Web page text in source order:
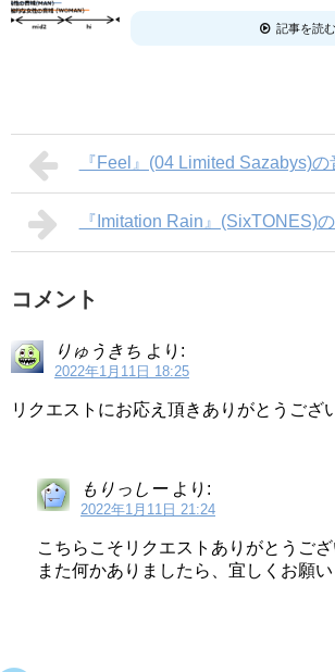
記事を読む
『Feel』(04 Limited Sazabys)の
『Imitation Rain』(SixTONES)
コメント
りゅうきち より:
2022年1月11日 18:25
リクエストにお応え頂きありがとうござ
もりっしー より:
2022年1月11日 21:24
こちらこそリクエストありがとうござ
また何かありましたら、宜しくお願い